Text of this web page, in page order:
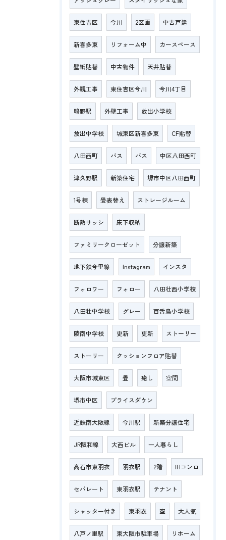
東住吉区 今川 2区画 中古戸建
新喜多東 リフォーム中 カースペース
壁紙貼替 中古物件 天井貼替
外観工事 東住吉区今川 今川4丁目
鴫野駅 外壁工事 放出小学校
放出中学校 城東区新喜多東 CF貼替
八田西町 バス バス 中区八田西町
津久野駅 新築住宅 堺市中区八田西町
1号棟 畳表替え ストレージルーム
断熱サッシ 床下収納
ファミリークローゼット 分譲新築
地下鉄今里線 Instagram インスタ
フォロワー フォロー 八田壮西小学校
八田壮中学校 グレー 百舌鳥小学校
陵南中学校 更新 更新 ストーリー
ストーリー クッションフロア貼替
大阪市城東区 畳 癒し 空間
堺市中区 プライスダウン
近鉄南大阪線 今川駅 新築分譲住宅
JR阪和線 大西ビル 一人暮らし
高石市東羽衣 羽衣駅 2階 IHコンロ
セパレート 東羽衣駅 テナント
シャッター付き 東羽衣 空 大人気
八戸ノ里駅 東大阪市駐車場 リホーム